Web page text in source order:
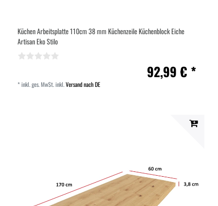
Küchen Arbeitsplatte 110cm 38 mm Küchenzeile Küchenblock Eiche
Artisan Eko Stilo
92,99 € *
*inkl. ges. MwSt.inkl.Versand nach DE